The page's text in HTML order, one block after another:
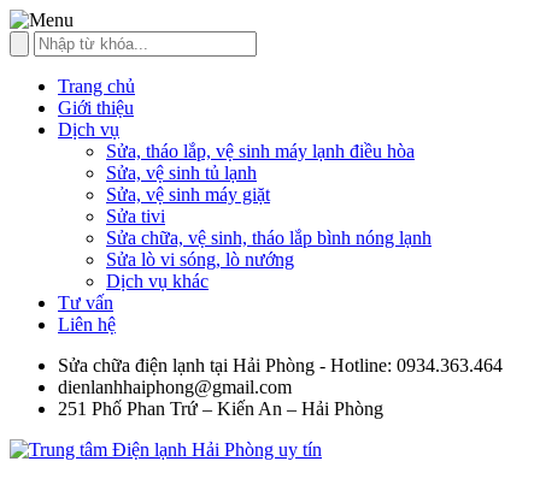
Trang chủ
Giới thiệu
Dịch vụ
Sửa, tháo lắp, vệ sinh máy lạnh điều hòa
Sửa, vệ sinh tủ lạnh
Sửa, vệ sinh máy giặt
Sửa tivi
Sửa chữa, vệ sinh, tháo lắp bình nóng lạnh
Sửa lò vi sóng, lò nướng
Dịch vụ khác
Tư vấn
Liên hệ
Sửa chữa điện lạnh tại Hải Phòng - Hotline: 0934.363.464
dienlanhhaiphong@gmail.com
251 Phố Phan Trứ – Kiến An – Hải Phòng